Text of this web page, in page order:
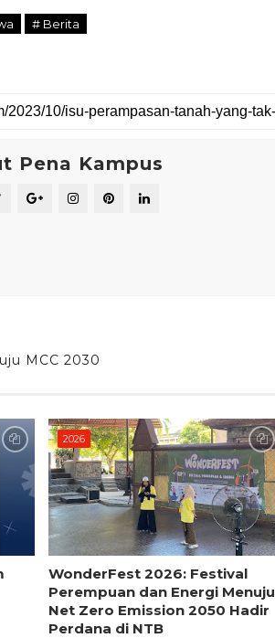
# Berita
Pena Kampus
MCC 2030
2026
WonderFest 2026: Festival
Perempuan dan Energi Menuju
Net Zero Emission 2050 Hadir
Perdana di NTB